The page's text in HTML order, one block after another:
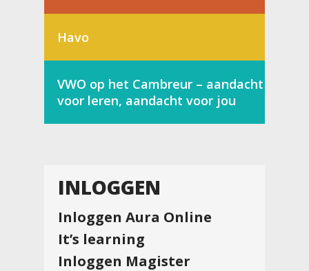
Havo
VWO op het Cambreur – aandacht
voor leren, aandacht voor jou
INLOGGEN
Inloggen Aura Online
It’s learning
Inloggen Magister